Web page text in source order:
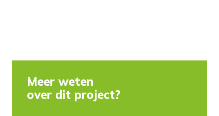
Meer weten
over dit project?